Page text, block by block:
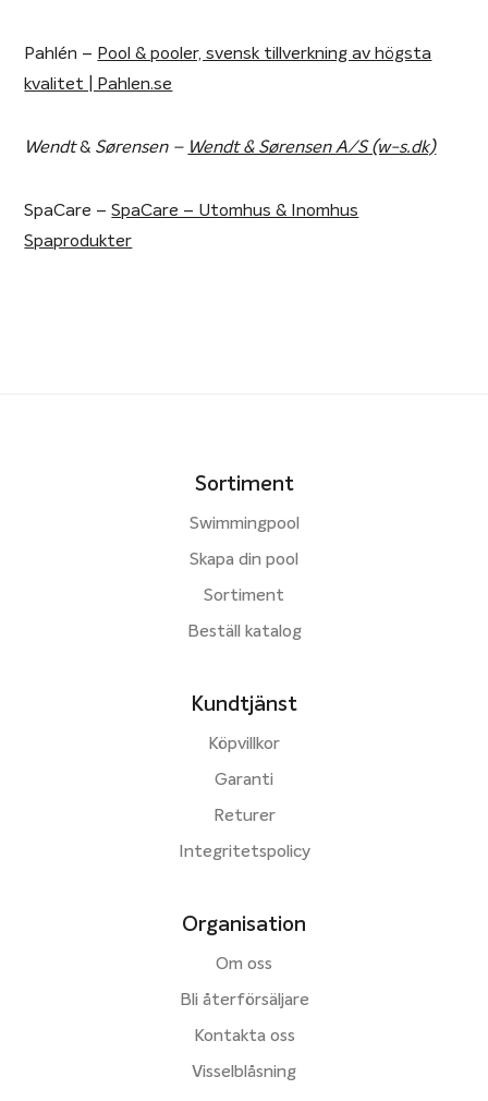
Pahlén – Pool & pooler, svensk tillverkning av högsta
kvalitet | Pahlen.se
Wendt& Sørensen – Wendt & Sørensen A/S (w-s.dk)
SpaCare –SpaCare – Utomhus & Inomhus
Spaprodukter
Sortiment
Swimmingpool
Skapa din pool
Sortiment
Beställ katalog
Kundtjänst
Köpvillkor
Garanti
Returer
Integritetspolicy
Organisation
Om oss
Bli återförsäljare
Kontakta oss
Visselblåsning